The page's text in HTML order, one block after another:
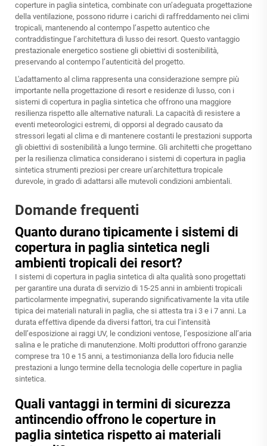
coperture in paglia sintetica, combinate con un’adeguata progettazione
della ventilazione, possono ridurre i carichi di raffreddamento nei climi
tropicali, mantenendo al contempo l’aspetto autentico che
contraddistingue l’architettura di lusso dei resort. Questo vantaggio
prestazionale energetico sostiene gli obiettivi di sostenibilità,
preservando al contempo l’autenticità del progetto.
L'adattamento al clima rappresenta una considerazione sempre più
importante nella progettazione di resort e residenze di lusso, con i
sistemi di copertura in paglia sintetica che offrono una maggiore
resilienza rispetto alle alternative naturali. La capacità di resistere a
eventi meteorologici estremi, di opporsi al degrado causato da
stressori legati al clima e di mantenere costanti le prestazioni supporta
gli obiettivi di sostenibilità a lungo termine. Gli architetti che progettano
per la resilienza climatica considerano i sistemi di copertura in paglia
sintetica strumenti preziosi per creare un’architettura tropicale
durevole, in grado di adattarsi alle mutevoli condizioni ambientali.
Domande frequenti
Quanto durano tipicamente i sistemi di
copertura in paglia sintetica negli
ambienti tropicali dei resort?
I sistemi di copertura in paglia sintetica di alta qualità sono progettati
per garantire una durata di servizio di 15-25 anni in ambienti tropicali
particolarmente impegnativi, superando significativamente la vita utile
tipica dei materiali naturali in paglia, che si attesta tra i 3 e i 7 anni. La
durata effettiva dipende da diversi fattori, tra cui l’intensità
dell’esposizione ai raggi UV, le condizioni ventose, l’esposizione all’aria
salina e le pratiche di manutenzione. Molti produttori offrono garanzie
comprese tra 10 e 15 anni, a testimonianza della loro fiducia nelle
prestazioni a lungo termine della tecnologia delle coperture in paglia
sintetica.
Quali vantaggi in termini di sicurezza
antincendio offrono le coperture in
paglia sintetica rispetto ai materiali